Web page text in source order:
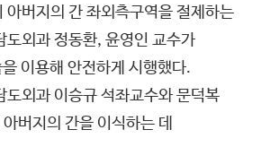
아버지의 간 좌외측구역을 절제하는
도외과 정동환, 윤영인 교수가
이용해 안전하게 시행했다.
도외과 이승규 석좌교수와 문덕복
버지의 간을 이식하는 데